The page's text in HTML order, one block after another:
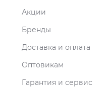
Акции
Бренды
Доставка и оплата
Оптовикам
Гарантия и сервис